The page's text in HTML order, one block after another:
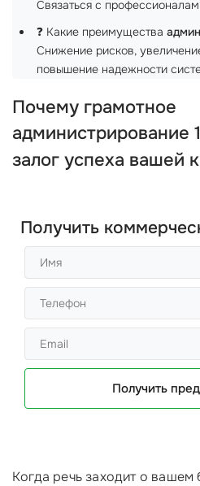
Связаться с
❓ Какие преимущества
Снижение рисков,
повышение надежности
Почему грамотное
администрирование
залог успеха вашей
Получить
Получить
Когда речь заходит о вашем